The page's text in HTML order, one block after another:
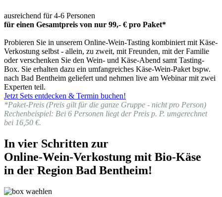
ausreichend für 4-6 Personen
für einen Gesamtpreis von nur 99,- € pro Paket*
Probieren Sie in unserem Online-Wein-Tasting kombiniert mit Käse-
Verkostung selbst - allein, zu zweit, mit Freunden, mit der Familie
oder verschenken Sie den Wein- und Käse-Abend samt Tasting-
Box. Sie erhalten dazu ein umfangreiches Käse-Wein-Paket bspw.
nach Bad Bentheim geliefert und nehmen live am Webinar mit zwei
Experten teil.
Jetzt Sets entdecken & Termin buchen!
*Paket-Preis (Preis gilt für die ganze Gruppe - nicht pro Person)
Rechenbeispiel: Bei 6 Personen liegt der Preis p. P. umgerechnet
bei 16,50 €.
In vier Schritten zur
Online-Wein-Verkostung mit Bio-Käse
in der Region Bad Bentheim!